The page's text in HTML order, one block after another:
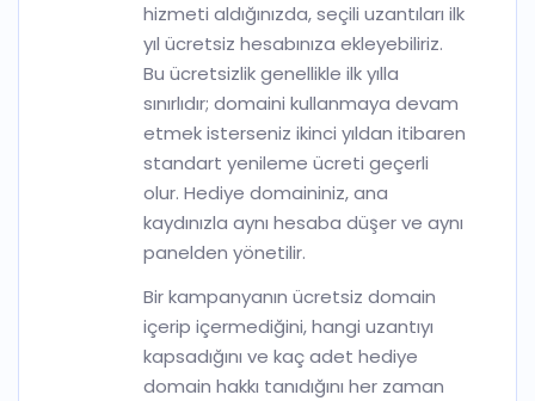
hizmeti aldığınızda, seçili uzantıları ilk
yıl ücretsiz hesabınıza ekleyebiliriz.
Bu ücretsizlik genellikle ilk yılla
sınırlıdır; domaini kullanmaya devam
etmek isterseniz ikinci yıldan itibaren
standart yenileme ücreti geçerli
olur. Hediye domaininiz, ana
kaydınızla aynı hesaba düşer ve aynı
panelden yönetilir.
Bir kampanyanın ücretsiz domain
içerip içermediğini, hangi uzantıyı
kapsadığını ve kaç adet hediye
domain hakkı tanıdığını her zaman